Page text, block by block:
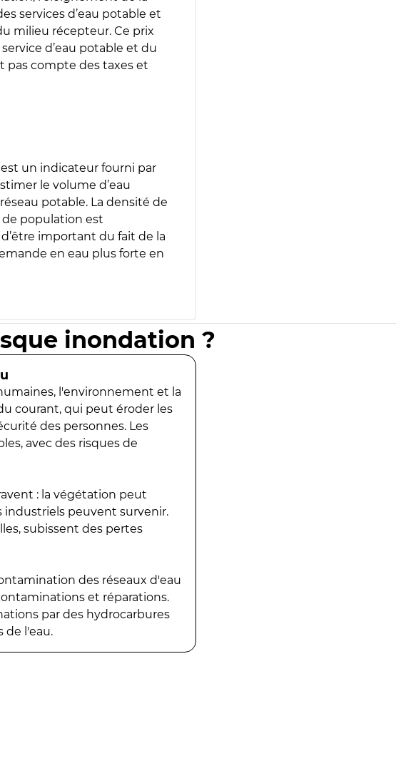
services d’eau potable et
milieu récepteur. Ce prix
d’eau potable et du
pas compte des taxes et
est un indicateur fourni par
le volume d’eau
potable. La densité de
de population est
important du fait de la
en eau plus forte en
inondation ?
l'environnement et la
courant, qui peut éroder les
des personnes. Les
avec des risques de
: la végétation peut
industriels peuvent survenir.
subissent des pertes
des réseaux d'eau
et réparations.
par des hydrocarbures
de l'eau.